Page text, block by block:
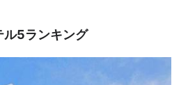
ル5ランキング